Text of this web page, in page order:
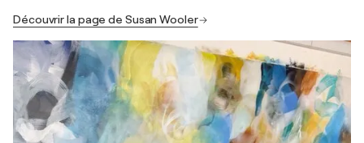
Découvrir la page de Susan Wooler